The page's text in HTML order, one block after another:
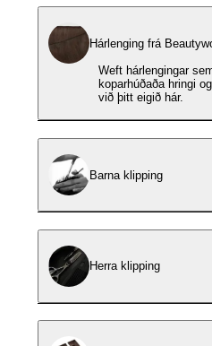
Hárlenging frá
Weft hárlengingar
koparhúðaða hringi
við þitt eigið hár.
Barna klipping
Herra klipping